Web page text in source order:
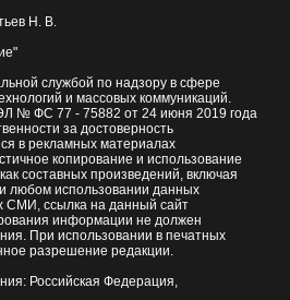
Н. В.
службой по надзору в сфере
и массовых коммуникаций.
№ ФС 77 - 75882 от 24 июня 2019 года
за достоверность
в рекламных материалах
копирование и использование
составных произведений, включая
любом использовании данных
СМИ, ссылка на данный сайт
информации не должен
При использовании в печатных
разрешение редакции.
Российская Федерация,